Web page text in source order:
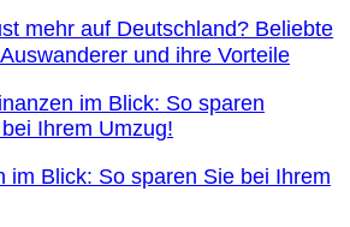
mehr auf Deutschland? Beliebte
und ihre Vorteile
im Blick: So sparen Sie bei Ihrem